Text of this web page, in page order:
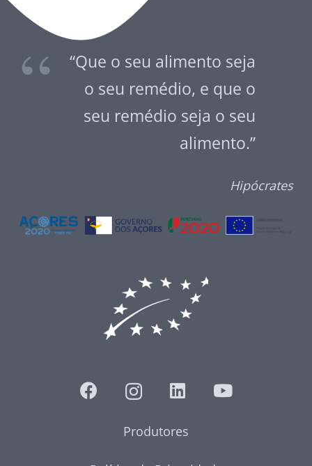
“Que o seu alimento seja
o seu remédio, e que o
seu remédio seja o seu
alimento.”
Hipócrates
Produtores